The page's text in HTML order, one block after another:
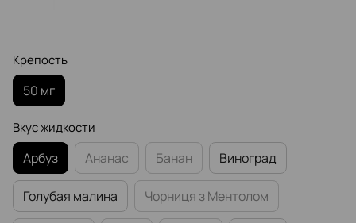
Крепость
50 мг
Вкус жидкости
Арбуз Ананас Банан Виноград
Голубая малина Чорниця з Ментолом